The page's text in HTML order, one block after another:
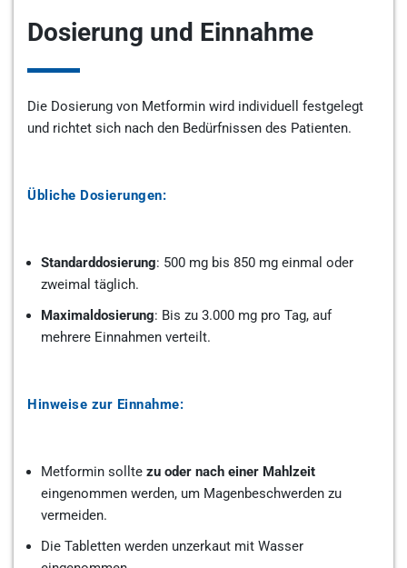
Dosierung und Einnahme
Die Dosierung von Metformin wird individuell festgelegt
und richtet sich nach den Bedürfnissen des Patienten.
Übliche Dosierungen:
Standarddosierung: 500 mg bis 850 mg einmal oder
zweimal täglich.
Maximaldosierung: Bis zu 3.000 mg pro Tag, auf
mehrere Einnahmen verteilt.
Hinweise zur Einnahme:
Metformin sollte zu oder nach einer Mahlzeit
eingenommen werden, um Magenbeschwerden zu
vermeiden.
Die Tabletten werden unzerkaut mit Wasser